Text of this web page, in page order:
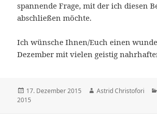
spannende Frage, mit der ich diesen
abschließen möchte.
Ich wünsche Ihnen/Euch einen
Dezember mit vielen geistig
Veröffentlicht
am
17. Dezember 2015 Autor
Astrid Christofori
2015